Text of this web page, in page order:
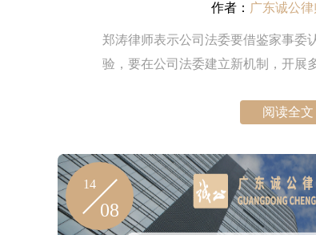
作者： 广东诚公
郑涛律师表示公司法委要借鉴家事委
验，要在公司法委建立新机制，开展
论。
阅读全文
14
08